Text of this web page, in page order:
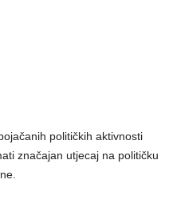
političkih aktivnosti
značajan utjecaj na političku